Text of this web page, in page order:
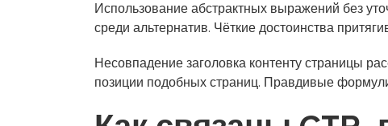
Использование абстрактных выражений без
среди альтернатив. Чёткие достоинства
Несовпадение заголовка контенту страницы
позиции подобных страниц. Правдивые